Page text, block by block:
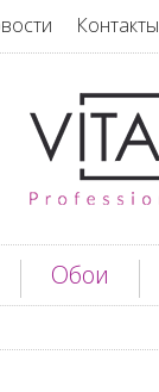
Контакты
Обои